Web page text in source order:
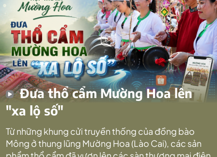
Đưa thổ cẩm Mường Hoa lên
"xa lộ số"
Từ những khung cửi truyền thống của đồng bào
Mông ở thung lũng Mường Hoa (Lào Cai), các sản